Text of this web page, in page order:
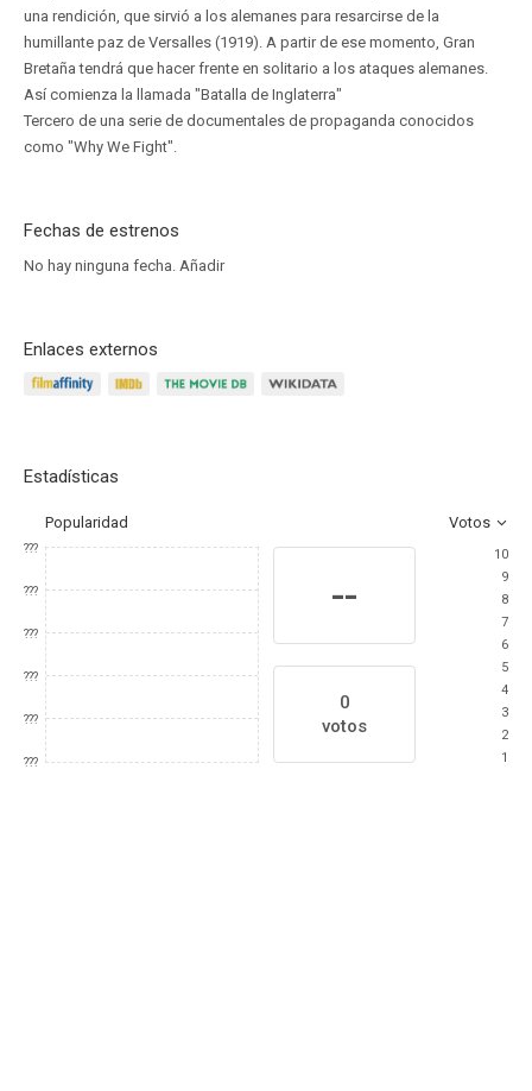
una rendición, que sirvió a los alemanes para resarcirse de la
humillante paz de Versalles (1919). A partir de ese momento, Gran
Bretaña tendrá que hacer frente en solitario a los ataques alemanes.
Así comienza la llamada "Batalla de Inglaterra"
Tercero de una serie de documentales de propaganda conocidos
como "Why We Fight".
Fechas de estrenos
No hay ninguna fecha. Añadir
Enlaces externos
Estadísticas
Popularidad Votos
???
???
???
???
???
???
--
0
votos
10
9
8
7
6
5
4
3
2
1